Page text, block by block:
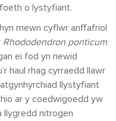
o lystyfiant.
mewn cyflwr anffafriol
Rhododendron ponticum
ei fod yn newid
haul rhag cyrraedd llawr
llystyfiant
ar y coedwigoedd yw
llygredd nitrogen